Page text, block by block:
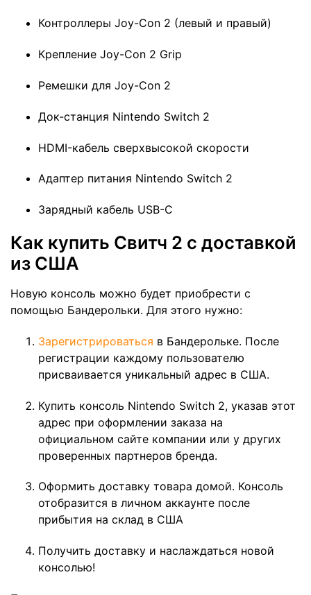
Контроллеры Joy-Con 2 (левый и правый)
Крепление Joy-Con 2 Grip
Ремешки для Joy-Con 2
Док-станция Nintendo Switch 2
HDMI-кабель сверхвысокой скорости
Адаптер питания Nintendo Switch 2
Зарядный кабель USB-C
Как купить Свитч 2 с доставкой
из США
Новую консоль можно будет приобрести с
помощью Бандерольки. Для этого нужно:
Зарегистрироваться в Бандерольке. После
регистрации каждому пользователю
присваивается уникальный адрес в США.
Купить консоль Nintendo Switch 2, указав этот
адрес при оформлении заказа на
официальном сайте компании или у других
проверенных партнеров бренда.
Оформить доставку товара домой. Консоль
отобразится в личном аккаунте после
прибытия на склад в США
Получить доставку и наслаждаться новой
консолью!